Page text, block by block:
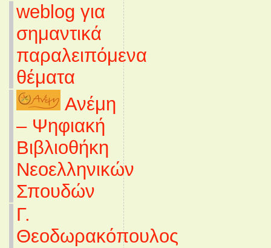
weblog για
σημαντικά
παραλειπόμενα
θέματα
Ανέμη
– Ψηφιακή
Βιβλιοθήκη
Νεοελληνικών
Σπουδών
Γ.
Θεοδωρακόπουλος